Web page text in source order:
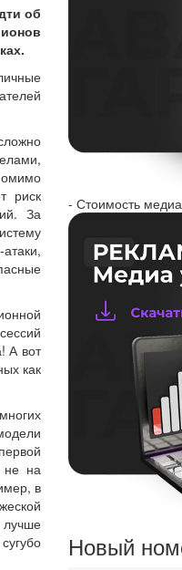
об
риск
За
А вот
как
не на
в
- Стоимость
Новый